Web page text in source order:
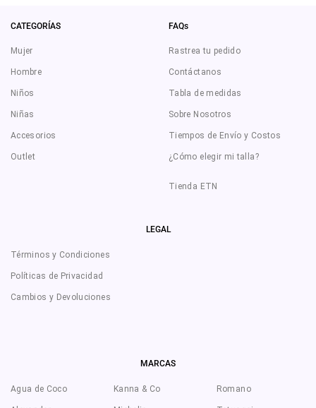
CATEGORÍAS
Mujer
Hombre
Niños
Niñas
Accesorios
Outlet
FAQs
Rastrea tu pedido
Contáctanos
Tabla de medidas
Sobre Nosotros
Tiempos de Envío y Costos
¿Cómo elegir mi talla?
Tienda ETN
LEGAL
Términos y Condiciones
Políticas de Privacidad
Cambios y Devoluciones
MARCAS
Agua de Coco Kanna & Co Romano